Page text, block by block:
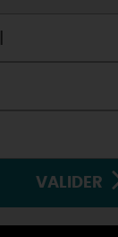
VALIDER